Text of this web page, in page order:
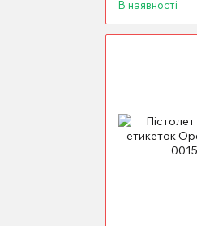
В наявності